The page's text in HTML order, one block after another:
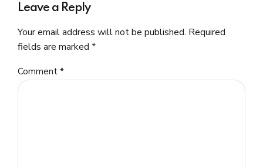
Leave a Reply
Your email address will not be published. Required
fields are marked *
Comment *